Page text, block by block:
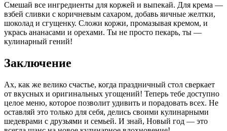
Смешай все ингредиенты для коржей и выпекай. Для крема —
взбей сливки с коричневым сахаром, добавь яичные желтки,
шоколад и сгущенку. Сложи коржи, промазывая кремом, и
укрась ананасами и орехами. Ты не просто пекарь, ты —
кулинарный гений!
Заключение
Ах, как же велико счастье, когда праздничный стол сверкает
от вкусных и оригинальных угощений! Теперь тебе доступно
целое меню, которое позволит удивить и порадовать всех. Не
оставляй это только для себя, делись своими кулинарными
шедеврами с друзьями и семьей. И знай, Новый год — это